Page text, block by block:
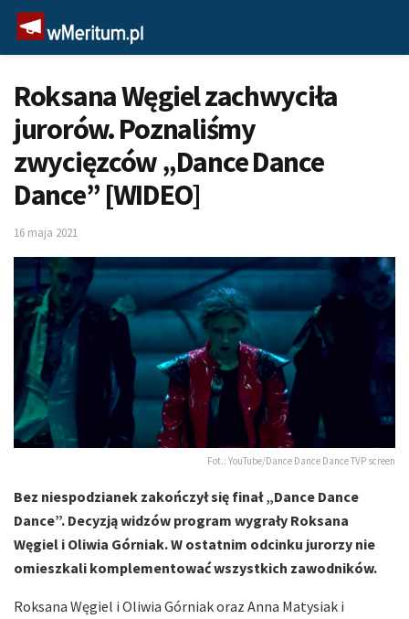
Roksana Węgiel zachwyciła
jurorów. Poznaliśmy
zwycięzców „Dance Dance
Dance” [WIDEO]
16 maja 2021
Fot.: YouTube/Dance Dance Dance TVP screen
Bez niespodzianek zakończył się finał „Dance Dance
Dance”. Decyzją widzów program wygrały Roksana
Węgiel i Oliwia Górniak. W ostatnim odcinku jurorzy nie
omieszkali komplementować wszystkich zawodników.
Roksana Węgiel i Oliwia Górniak oraz Anna Matysiak i